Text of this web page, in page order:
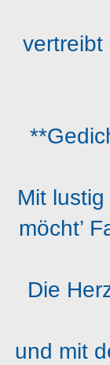
vertreibt
Mit
möcht’
Die
und mit